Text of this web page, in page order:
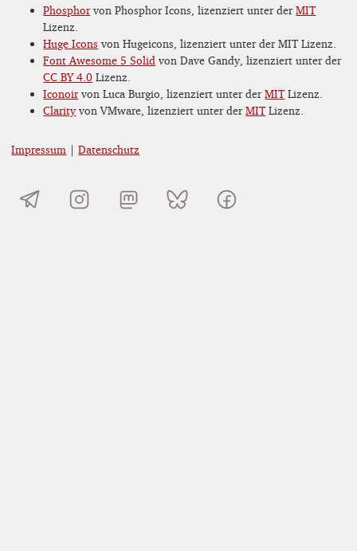
Phosphorvon Phosphor Icons, lizenziert unter derMIT
Lizenz.
Huge Icons von Hugeicons, lizenziert unter der MIT Lizenz.
Font Awesome 5 Solid von Dave Gandy, lizenziert unter der
CC BY 4.0 Lizenz.
Iconoirvon Luca Burgio, lizenziert unter derMITLizenz.
Clarityvon VMware, lizenziert unter derMITLizenz.
Impressum |Datenschutz